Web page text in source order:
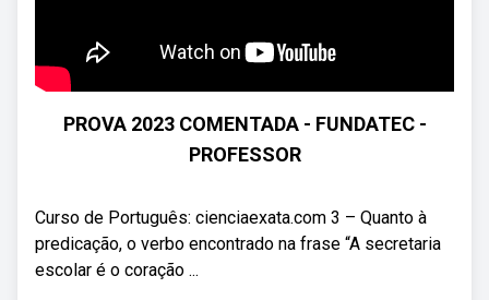
PROVA 2023 COMENTADA - FUNDATEC -
PROFESSOR
Curso de Português: cienciaexata.com 3 – Quanto à
predicação, o verbo encontrado na frase “A secretaria
escolar é o coração ...